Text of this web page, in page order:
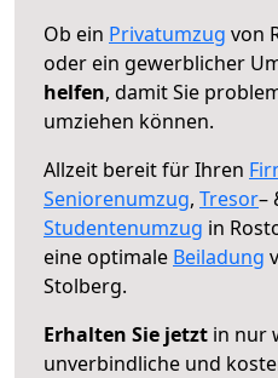
Ob ein Privatumzug von
oder ein gewerblicher
helfen, damit Sie
umziehen können.
Allzeit bereit für Ihren
Seniorenumzug, Tresor–
Studentenumzug in
eine optimale Beiladung
Stolberg.
Erhalten Sie jetzt in nur
unverbindliche und